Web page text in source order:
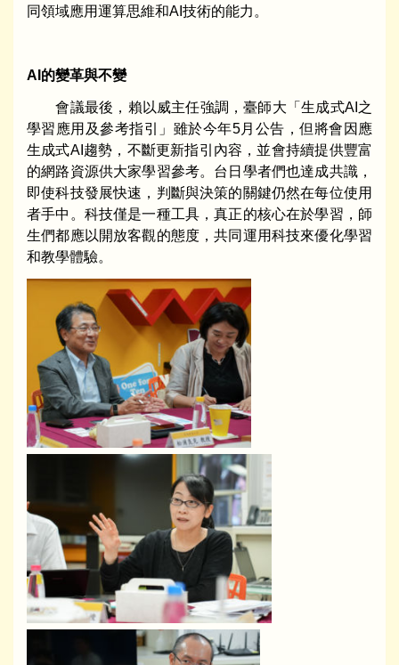
同領域應用運算思維和AI技術的能力。
AI 的變革與不變
會議最後，賴以威主任強調，臺師大「生成式AI之
學習應用及參考指引」雖於今年5月公告，但將會因應
生成式AI趨勢，不斷更新指引內容，並會持續提供豐富
的網路資源供大家學習參考。台日學者們也達成共識，
即使科技發展快速，判斷與決策的關鍵仍然在每位使用
者手中。科技僅是一種工具，真正的核心在於學習，師
生們都應以開放客觀的態度，共同運用科技來優化學習
和教學體驗。